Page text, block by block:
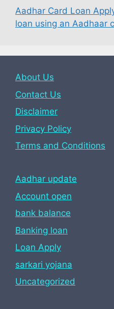
Aadhar Card Loan
loan using an Aadhaar
About Us
Contact Us
Disclaimer
Privacy Policy
Terms and Conditions
Aadhar update
Account open
bank balance
Banking loan
Loan Apply
sarkari yojana
Uncategorized